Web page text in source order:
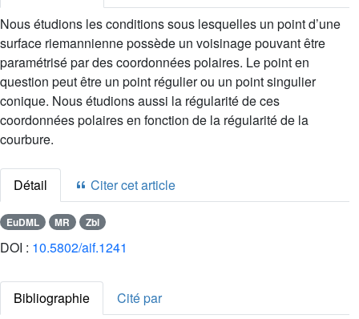
Nous étudions les conditions sous lesquelles un point d’une
surface riemannienne possède un voisinage pouvant être
paramétrisé par des coordonnées polaires. Le point en
question peut être un point régulier ou un point singulier
conique. Nous étudions aussi la régularité de ces
coordonnées polaires en fonction de la régularité de la
courbure.
Détail Citer cet article
EuDML MR Zbl
DOI : 10.5802/aif.1241
Bibliographie
Cité par